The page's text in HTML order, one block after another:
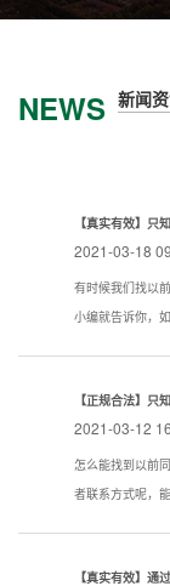
NEWS 新闻
【真实有效】只
2021-03-18
有时候我们找以
小编就告诉你，
【正规合法】只
2021-03-12
怎么能找到以前
者联系方式呢，
【真实有效】通